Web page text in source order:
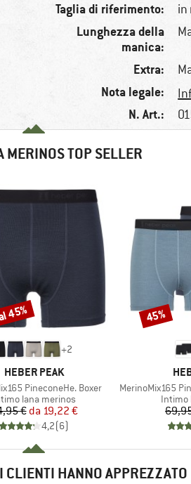
Taglia di riferimento: in
Lunghezza della
manica:
Extra:
Nota legale:
N. Art.:
MERINOS TOP SELLER
+2
MARCHIO
HEBER PEAK
PineconeHe. Boxer
di prodotti
lana merinos
Prezzo
€ Prezzo ridotto
da 19,22 €
4,2(6)
45%
Articolo
MerinoMix165
Intimo
Sconto
45%
CLIENTI HANNO APPREZZATO